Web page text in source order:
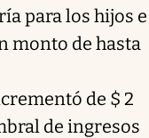
para los hijos e
monto de hasta
de $ 2
de ingresos